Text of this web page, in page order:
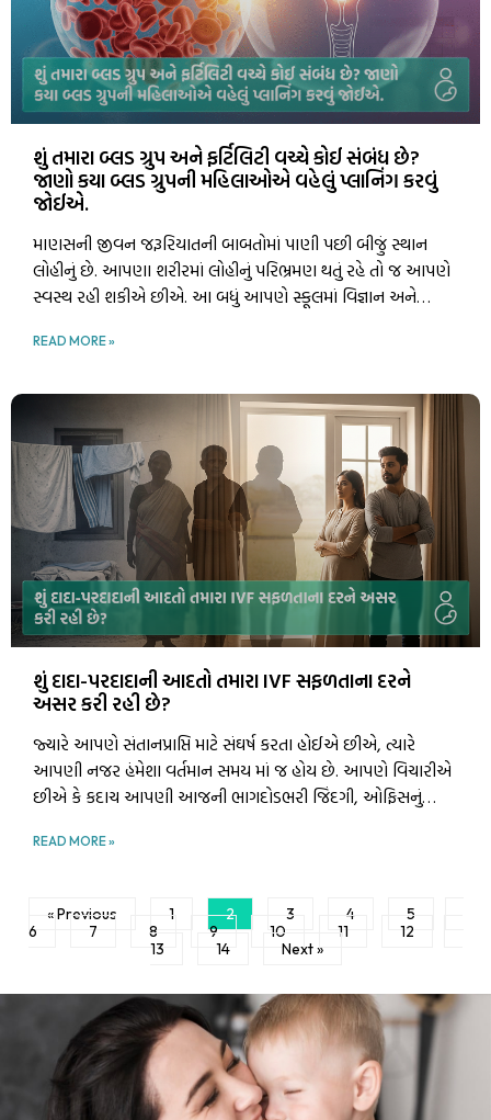
શું તમારા બ્લડ ગ્રુપ અને ફર્ટિલિટી વચ્ચે કોઈ સંબંધ છે?
જાણો કયા બ્લડ ગ્રુપની મહિલાઓએ વહેલું પ્લાનિંગ કરવું
જોઈએ.
માણસની જીવન જરૂરિયાતની બાબતોમાં પાણી પછી બીજું સ્થાન
લોહીનું છે. આપણા શરીરમાં લોહીનું પરિભ્રમણ થતું રહે તો જ આપણે
સ્વસ્થ રહી શકીએ છીએ. આ બધું આપણે સ્કૂલમાં વિજ્ઞાન અને
કરવી છે કે કઈ રીતે તમારું બ્લડ ગ્રુપ ફર્ટિલિટી સાથે જોડાયેલું છે અને
કરવું જોઈએ.
READ MORE »
શું દાદા-પરદાદાની આદતો તમારા IVF સફળતાના દરને
અસર કરી રહી છે?
જ્યારે આપણે સંતાનપ્રાપ્તિ માટે સંઘર્ષ કરતા હોઈએ છીએ, ત્યારે
આપણી નજર હંમેશા વર્તમાન સમય માં જ હોય છે. આપણે વિચારીએ
છીએ કે કદાચ આપણી આજની ભાગદોડભરી જિંદગી, ઓફિસનું
આધુનિક યુગમાં, વિજ્ઞાન એક એવી ખાસ વાત તરફ ઈશારો કરી રહ્યું
વહેતું લોહી માત્ર DNA ની માહિતી જ નહીં, પણ તમારા પૂર્વજોના
અનુભવોની યાદો પણ લઈને ફરે છે?
READ MORE »
« Previous 1 2 3 4
5
6
7 8 9 10 11
12
13
14 Next »